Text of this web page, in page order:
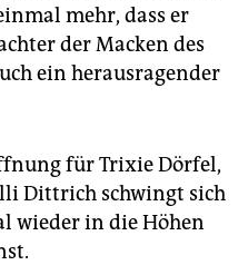
mehr, dass er
der Macken des
ein herausragender
für Trixie Dörfel,
Dittrich schwingt sich
wieder in die Höhen